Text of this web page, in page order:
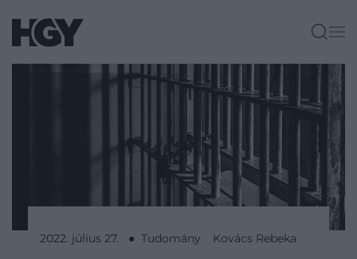
2022. július 27. ● Tudomány Kovács Rebeka